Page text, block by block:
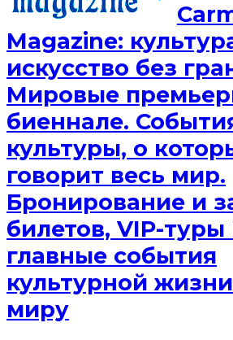
Magazine:
искусство без
Мировые
биеннале.
культуры, о
говорит весь мир.
Бронирование и
билетов, VIP-туры
главные события
культурной
миру